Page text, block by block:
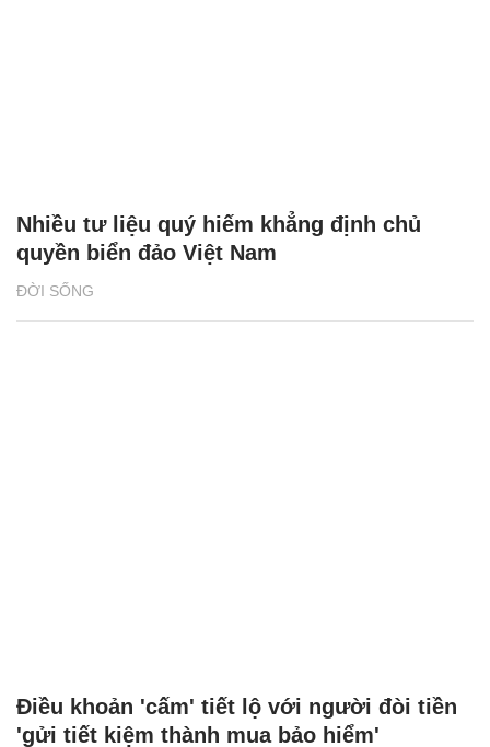
ĐỜI SỐNG
Nhiều tư liệu quý hiếm khẳng định chủ
quyền biển đảo Việt Nam
Điều khoản 'cấm' tiết lộ với người đòi tiền
'gửi tiết kiệm thành mua bảo hiểm'